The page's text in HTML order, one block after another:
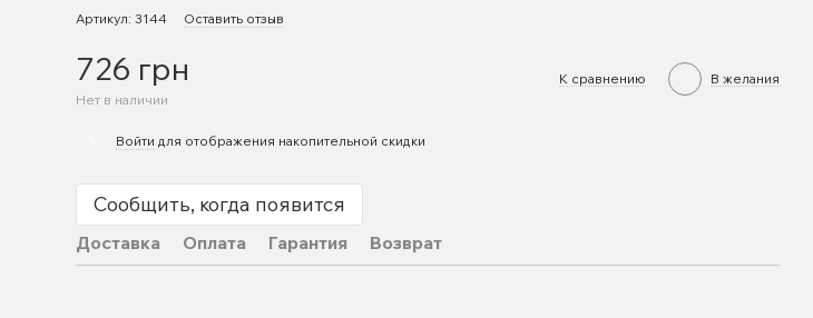
Артикул: 3144 Оставить отзыв
726 грн
Нет в наличии
К сравнению В желания
Войти для отображения накопительной скидки
Сообщить, когда появится
Доставка Оплата Гарантия Возврат